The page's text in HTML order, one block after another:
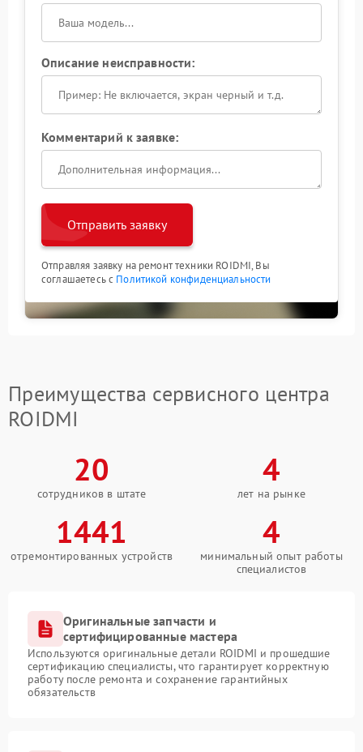
Описание неисправности:
Комментарий к заявке:
Отправить заявку
Отправляя заявку на ремонт техники ROIDMI, Вы
соглашаетесь с Политикой конфиденциальности
Преимущества сервисного центра
ROIDMI
20
сотрудников в штате
4
лет на рынке
1441
отремонтированных устройств
4
минимальный опыт работы
специалистов
Оригинальные запчасти и
сертифицированные мастера
Используются оригинальные детали ROIDMI и прошедшие
сертификацию специалисты, что гарантирует корректную
работу после ремонта и сохранение гарантийных
обязательств